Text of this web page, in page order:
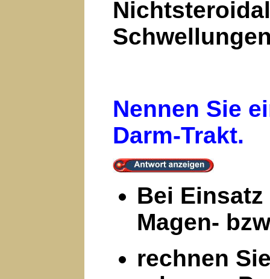
Nennen Sie
Darm-Trakt.
Bei
Magen-
rechnen